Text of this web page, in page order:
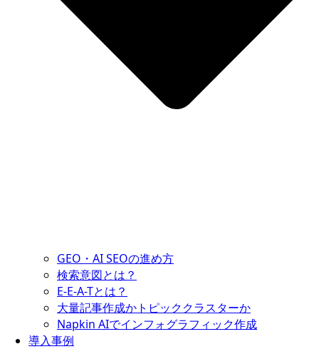
GEO・AI SEOの進め方
検索意図とは？
E-E-A-Tとは？
大量記事作成かトピッククラスターか
Napkin AIでインフォグラフィック作成
導入事例